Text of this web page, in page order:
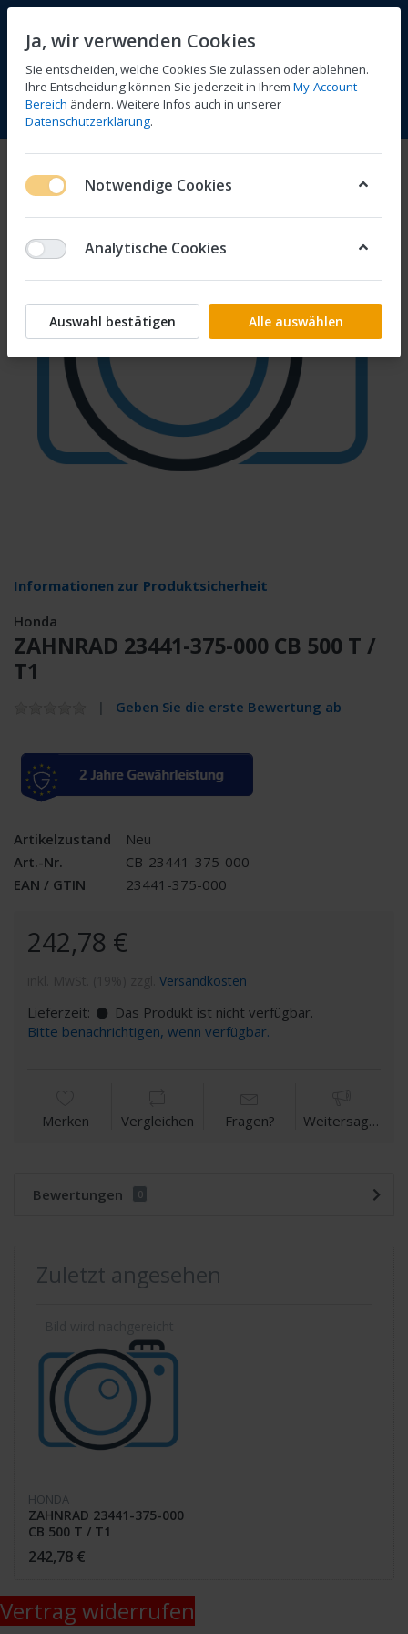
Menü Anmelden Vergleichen Wunschliste
Informationen zur Produktsicherheit
Honda
ZAHNRAD 23441-375-000 CB 500 T /
T1
Geben Sie die erste Bewertung ab
Artikelzustand
Neu
Art.-Nr.
CB-23441-375-000
EAN / GTIN
23441-375-000
242,78 €
Versandkosten
Lieferzeit:
Das Produkt ist nicht verfügbar.
Bitte benachrichtigen, wenn verfügbar.
Merken Vergleichen Fragen? Weitersagen
Bewertungen 0
Zuletzt angesehen
HONDA
ZAHNRAD 23441-375-000
CB 500 T / T1
242,78 €
Vertrag widerrufen
Ja, wir verwenden Cookies
Sie entscheiden, welche Cookies Sie zulassen oder ablehnen.
Ihre Entscheidung können Sie jederzeit in Ihrem My-Account-
Bereich ändern. Weitere Infos auch in unserer
Datenschutzerklärung.
Notwendige Cookies
Analytische Cookies
Auswahl bestätigen Alle auswählen